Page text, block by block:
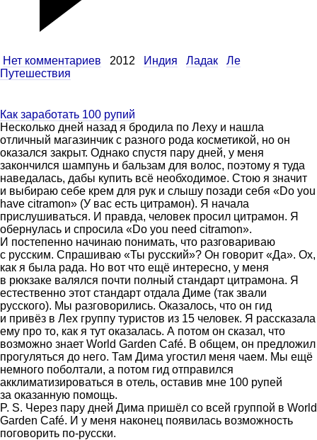
Нет комментариев 2012 Индия Ладак
Ле
Путешествия
Как заработать 100 рупий
Несколько дней назад я бродила по Леху и нашла
отличный магазинчик с разного рода косметикой, но он
оказался закрыт. Однако спустя пару дней, у меня
закончился шампунь и бальзам для волос, поэтому я туда
наведалась, дабы купить всё необходимое. Стою я значит
и выбираю себе крем для рук и слышу позади себя «Do you
have citramon» (У вас есть цитрамон). Я начала
прислушиваться. И правда, человек просил цитрамон. Я
обернулась и спросила «Do you need citramon».
И постепенно начинаю понимать, что разговариваю
с русским. Спрашиваю «Ты русский»? Он говорит «Да». Ох,
как я была рада. Но вот что ещё интересно, у меня
в рюкзаке валялся почти полный стандарт цитрамона. Я
естественно этот стандарт отдала Диме (так звали
русского). Мы разговорились. Оказалось, что он гид
и привёз в Лех группу туристов из 15 человек. Я рассказала
ему про то, как я тут оказалась. А потом он сказал, что
возможно знает World Garden Café. В общем, он предложил
прогуляться до него. Там Дима угостил меня чаем. Мы ещё
немного поболтали, а потом гид отправился
акклиматизироваться в отель, оставив мне 100 рупей
за оказанную помощь.
P. S. Через пару дней Дима пришёл со всей группой в World
Garden Café. И у меня наконец появилась возможность
поговорить по-русски.